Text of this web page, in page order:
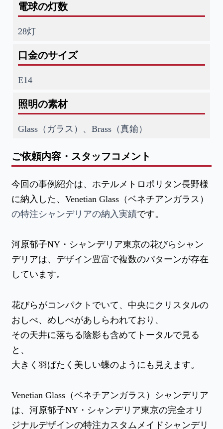
電球の灯数
28灯
口金のサイズ
E14
照明の素材
Glass（ガラス）、Brass（真鍮）
ご依頼内容・スタッフコメント
今回の事例紹介は、ホテルメトロポリタン長野様
に納入した、Venetian Glass（ベネチアンガラス）
の特注シャンデリアの納入実績です。
河原郁子NY・シャンデリア東京の花びらシャン
デリアは、デザイン豊富で複数のパターンが存在
しています。
花びらがコンパクトでいて、中央にクリスタルの
おしべ、めしべがあしらわれており、
その天井に落ちる陰影も含めてトータルで見る
と、
大きく羽ばたく美しい蝶のようにも見えます。
Venetian Glass（ベネチアンガラス）シャンデリア
は、河原郁子NY・シャンデリア東京の完全オリ
ジナルデザインの特注カスタムメイドシャンデリ